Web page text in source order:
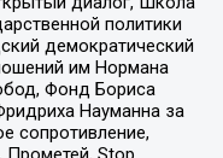
политики
демократический
им Нормана
Фонд Бориса
Науманна за
сопротивление,